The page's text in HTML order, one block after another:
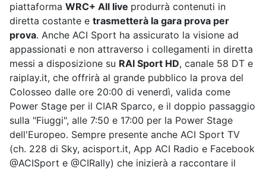
piattaforma WRC+ All live produrrà contenuti in
diretta costante e trasmetterà la gara prova per
prova. Anche ACI Sport ha assicurato la visione ad
appassionati e non attraverso i collegamenti in diretta
messi a disposizione su RAI Sport HD, canale 58 DT e
raiplay.it, che offrirà al grande pubblico la prova del
Colosseo dalle ore 20:00 di venerdì, valida come
Power Stage per il CIAR Sparco, e il doppio passaggio
sulla "Fiuggi", alle 7:50 e 17:00 per la Power Stage
dell'Europeo. Sempre presente anche ACI Sport TV
(ch. 228 di Sky, acisport.it, App ACI Radio e Facebook
@ACISport e @CIRally) che inizierà a raccontare il